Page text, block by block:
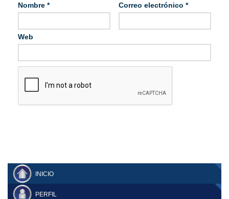
Nombre * Correo electrónico *
Web
INICIO
PERFIL